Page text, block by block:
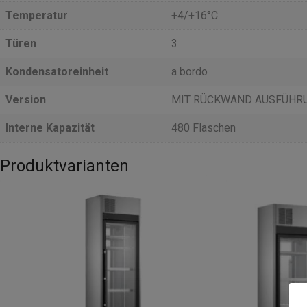
Temperatur +4/+16°C
Türen 3
Kondensatoreinheit a bordo
Version MIT RÜCKWAND
Interne Kapazität 480 Flaschen
Produktvarianten